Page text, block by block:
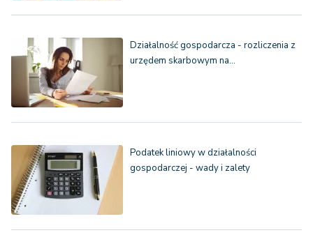
Działalność gospodarcza - rozliczenia z
urzędem skarbowym na…
Podatek liniowy w działalności
gospodarczej - wady i zalety